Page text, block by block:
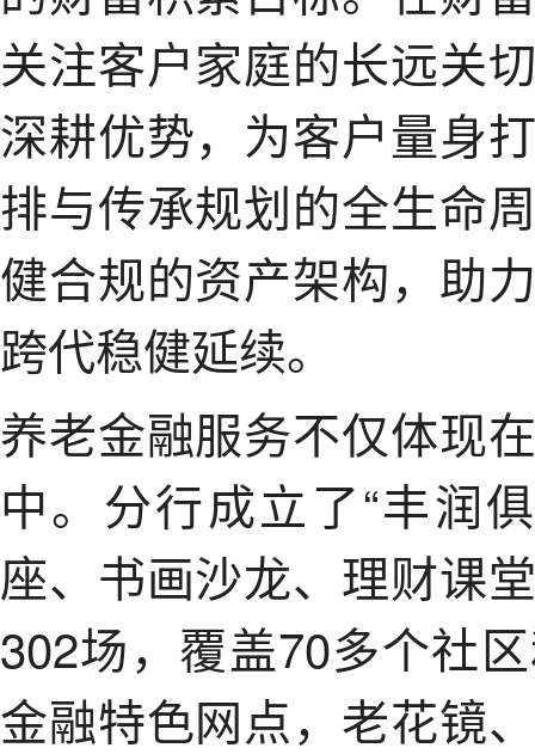
关注客户家庭的长远关
深耕优势，为客户量身
排与传承规划的全生命
健合规的资产架构，助
跨代稳健延续。
养老金融服务不仅体现
中。分行成立了“丰润
座、书画沙龙、理财课
302场，覆盖70多个社
金融特色网点，老花镜